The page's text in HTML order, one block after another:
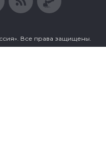
Все права защищены.